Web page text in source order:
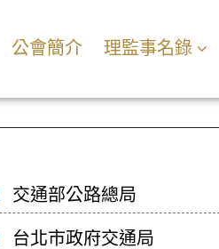
公會簡介 理監事名錄
交通部公路總局
台北市政府交通局